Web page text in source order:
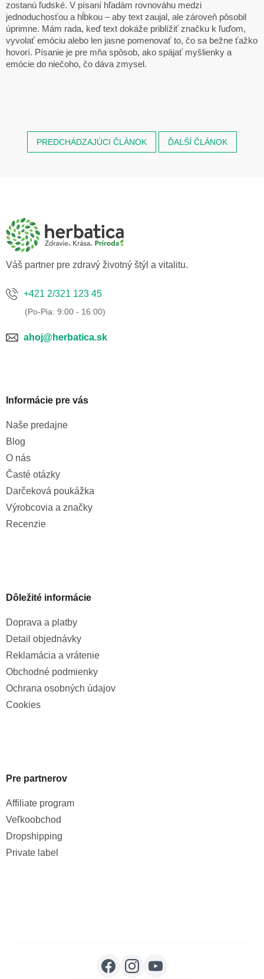
zostanú ľudské. V písaní hľadám rovnováhu medzi
jednoduchosťou a hĺbkou – aby text zaujal, ale zároveň pôsobil
úprimne. Mám rada, keď text dokáže priblížiť značku k ľuďom,
vyvolať emóciu alebo len jasne pomenovať to, čo sa bežne ťažko
hovorí. Písanie je pre mňa spôsob, ako spájať myšlienky a
emócie do niečoho, čo dáva zmysel.
PREDCHÁDZAJÚCI ČLÁNOK ĎALŠÍ ČLÁNOK
Váš partner pre zdravý životný štýl a vitalitu.
+421 2/321 123 45
ahoj@herbatica.sk
Informácie pre vás
Naše predajne
Blog
O nás
Časté otázky
Darčeková poukážka
Výrobcovia a značky
Recenzie
Dôležité informácie
Doprava a platby
Detail objednávky
Reklamácia a vrátenie
Obchodné podmienky
Ochrana osobných údajov
Cookies
Pre partnerov
Affiliate program
Veľkoobchod
Dropshipping
Private label